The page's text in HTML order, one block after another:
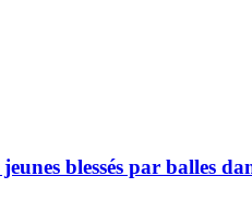
blessés par balles